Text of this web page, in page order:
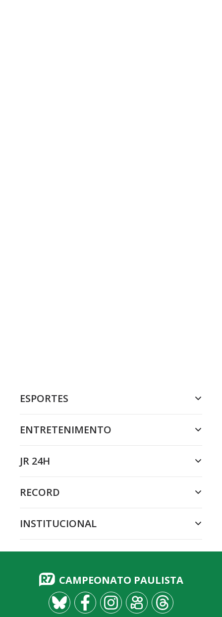
ESPORTES
ENTRETENIMENTO
JR 24H
RECORD
INSTITUCIONAL
CAMPEONATO PAULISTA